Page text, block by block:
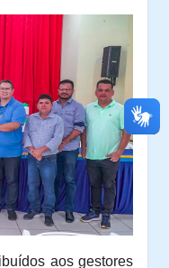
aos gestores